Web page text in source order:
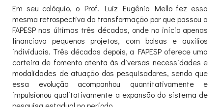
Em seu colóquio, o Prof. Luiz Eugênio Mello fez essa
mesma retrospectiva da transformação por que passou a
FAPESP nas últimas três décadas, onde no início apenas
financiava pequenos projetos, com bolsas e auxílios
individuais. Três décadas depois, a FAPESP oferece uma
carteira de fomento atenta às diversas necessidades e
modalidades de atuação dos pesquisadores, sendo que
essa evolução acompanhou quantitativamente e
impulsionou qualitativamente a expansão do sistema de